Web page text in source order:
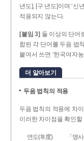
년도], [구ː년도]이며 ‘신
적용되지 않는다.
[붙임 3] 둘 이상의 단어
합된 각 단어를 두음 법
붙여서 쓰면 ‘한국여자
더 알아보기
두음 법칙의 적용
두음 법칙의 적용에 차이
이러한 차이점을 확인할
연도(年度)
「명